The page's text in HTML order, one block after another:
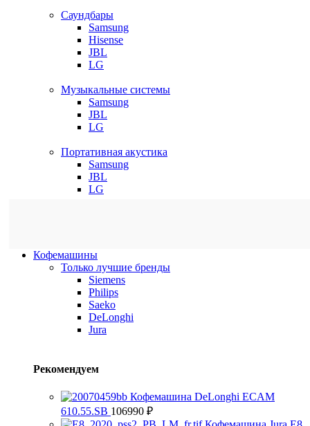
Саундбары
Samsung
Hisense
JBL
LG
Музыкальные системы
Samsung
JBL
LG
Портативная акустика
Samsung
JBL
LG
Кофемашины
Только лучшие бренды
Siemens
Philips
Saeko
DeLonghi
Jura
Рекомендуем
Кофемашина DeLonghi ECAM
610.55.SB 106990 ₽